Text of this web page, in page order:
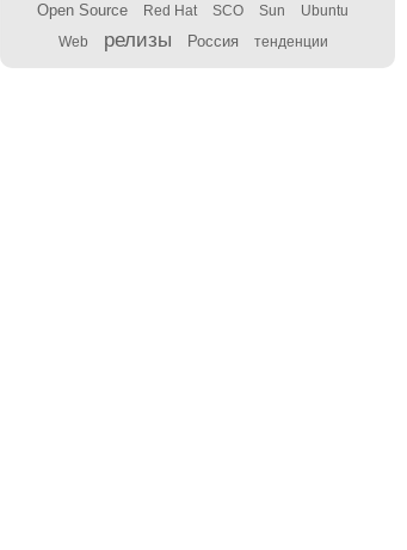
Open Source Red Hat SCO Sun Ubuntu
Web релизы Россия тенденции